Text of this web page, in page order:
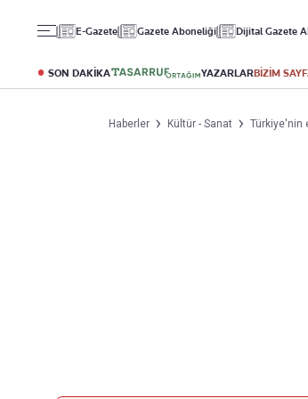
E-Gazete Gazete Aboneliği Dijital Gazete
SON DAKİKA YAZARLARBİZİM
Altın
Döviz
Kripto Para
Haberler Kültür - Sanat Türkiye'nin